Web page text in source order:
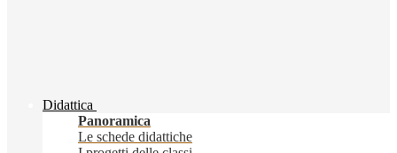
Didattica
Panoramica
Le schede didattiche